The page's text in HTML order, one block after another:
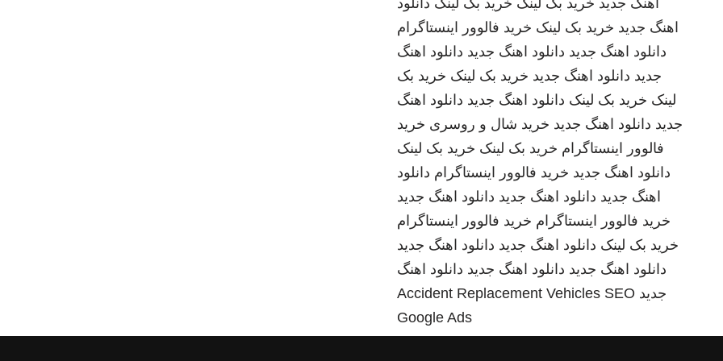
اهنگ جدید خرید بک لینک خرید بک لینک دانلود
اهنگ جدید خرید بک لینک خرید فالوور اینستاگرام
دانلود اهنگ جدید دانلود اهنگ جدید دانلود اهنگ
جدید دانلود اهنگ جدید خرید بک لینک خرید بک
لینک خرید بک لینک دانلود اهنگ جدید دانلود اهنگ
جدید دانلود اهنگ جدید خرید شال و روسری خرید
فالوور اینستاگرام خرید بک لینک خرید بک لینک
دانلود اهنگ جدید خرید فالوور اینستاگرام دانلود
اهنگ جدید دانلود اهنگ جدید دانلود اهنگ جدید
خرید فالوور اینستاگرام خرید فالوور اینستاگرام
خرید بک لینک دانلود اهنگ جدید دانلود اهنگ جدید
دانلود اهنگ جدید دانلود اهنگ جدید دانلود اهنگ
جدید
Accident Replacement Vehicles SEO
Google Ads